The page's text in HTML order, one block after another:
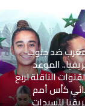
ضد جنوب
الموعد
الناقلة لربع
كأس أمم
للسيدات